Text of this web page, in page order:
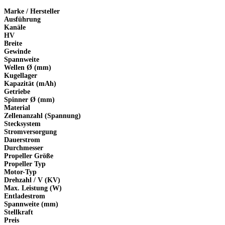
Marke / Hersteller
Ausführung
Kanäle
HV
Breite
Gewinde
Spannweite
Wellen Ø (mm)
Kugellager
Kapazität (mAh)
Getriebe
Spinner Ø (mm)
Material
Zellenanzahl (Spannung)
Stecksystem
Stromversorgung
Dauerstrom
Durchmesser
Propeller Größe
Propeller Typ
Motor-Typ
Drehzahl / V (KV)
Max. Leistung (W)
Entladestrom
Spannweite (mm)
Stellkraft
Preis